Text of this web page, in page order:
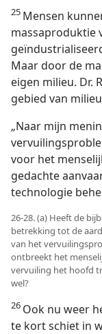
25 Mensen
massaproduktie
Maar door de
eigen milieu. Dr.
gebied van
„Naar mijn
voor het
gedachte
technologie
26-28. (a) Heeft de
betrekking tot de
van het
ontbreekt het
vervuiling het hoofd
wel?
26 Ook nu weer
te kort schiet in